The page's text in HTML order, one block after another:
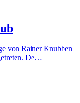
von Rainer Knubben
De…